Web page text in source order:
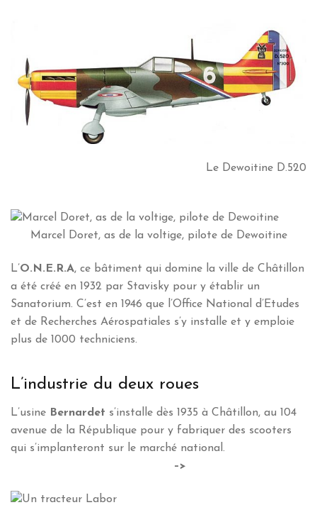
Le Dewoitine D.520
Marcel Doret, as de la voltige, pilote de Dewoitine
L’O.N.E.R.A, ce bâtiment qui domine la ville de Châtillon
a été créé en 1932 par Stavisky pour y établir un
Sanatorium. C’est en 1946 que l’Office National d’Etudes
et de Recherches Aérospatiales s’y installe et y emploie
plus de 1000 techniciens.
L’industrie du deux roues
L’usine Bernardet s’installe dès 1935 à Châtillon, au 104
avenue de la République pour y fabriquer des scooters
qui s’implanteront sur le marché national.
–>